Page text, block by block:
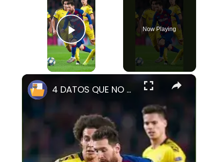
Play Video
Now Playing
×
4 DATOS QUE NO CONOCES DEL BORUSSIA-BARÇA